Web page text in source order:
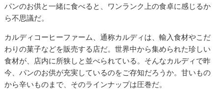
パンのお供と一緒に食べると、ワンランク上の食卓に感じるか
ら不思議だ。
カルディコーヒーファーム、通称カルディは、輸入食材やこだ
わりの菓子などを販売する店だ。世界中から集められた珍しい
食材が、店内に所狭しと並べられている。そんなカルディで昨
今、パンのお供が充実しているのをご存知だろうか。甘いもの
から辛いものまで、そのラインナップは圧巻だ。